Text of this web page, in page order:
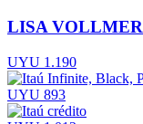
LISA VOLLMER
UYU 1.190
UYU 893